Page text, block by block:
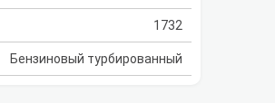
1732
Бензиновый турбированный